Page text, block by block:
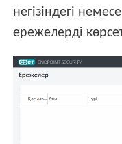
негізіндегі
ережелерді